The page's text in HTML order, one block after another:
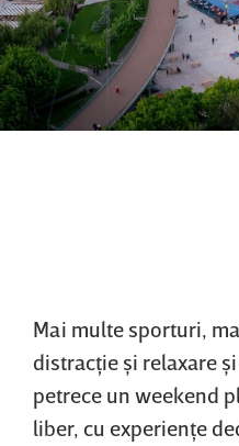
Mai multe sporturi,
distracţie şi relaxare
petrece un weekend
liber, cu experienţe